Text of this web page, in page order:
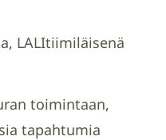
LALItiimiläisenä
toimintaan,
tapahtumia